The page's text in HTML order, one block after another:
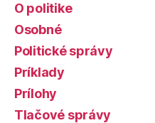
O politike
Osobné
Politické správy
Príklady
Prílohy
Tlačové správy